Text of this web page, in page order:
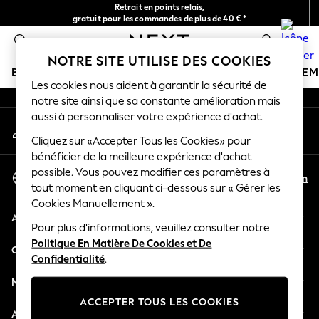
Retrait en points relais,
gratuit pour les commandes de plus de 40 € *
Livraison en 2-3 jours ouvrés*
BOUTIQUE VACANCES
HOLIDAY SHOP
Women's Holiday Shop
All Swimwear
All Beachwear
Bags & Accessories
Beach Dresses & Kaftans
Dresses
Flip Flops
Sliders
Jumpsuits & Playsuits
Linen Collection
Sandals
An error occurred on client
Nos réseaux sociaux
Mon compte
Connexion à votre compte
Sélectionnez Votre Langue
Français
En
Aide
Confidentialité et mentions légales
Ministères
Autres services
NOTRE SITE UTILISE DES COOKIES
Les cookies nous aident à garantir la sécurité de
notre site ainsi que sa constante amélioration mais
aussi à personnaliser votre expérience d'achat.
Cliquez sur «Accepter Tous les Cookies» pour
bénéficier de la meilleure expérience d'achat
possible. Vous pouvez modifier ces paramètres à
tout moment en cliquant ci-dessous sur « Gérer les
Cookies Manuellement ».
Pour plus d'informations, veuillez consulter notre
Politique En Matière De Cookies et De
Confidentialité.
ACCEPTER TOUS LES COOKIES